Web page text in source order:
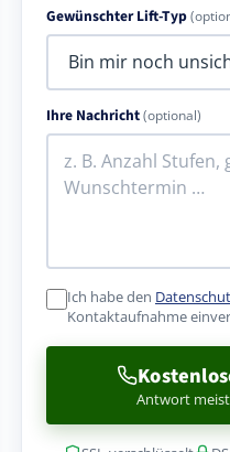
Gewünschter Lift-Typ
Ihre Nachricht(optional)
Ich habe den
Kontaktaufnahme
Antwort